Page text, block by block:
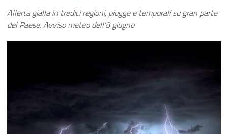
Allerta gialla in tredici regioni, piogge e temporali su gran parte
del Paese. Avviso meteo dell'8 giugno